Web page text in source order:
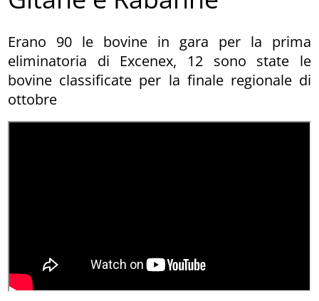
Erano 90 le bovine in gara per la prima
eliminatoria di Excenex, 12 sono state le
bovine classificate per la finale regionale di
ottobre